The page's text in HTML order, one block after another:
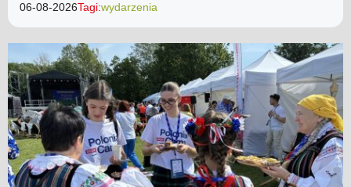
06-08-2026Tagi:wydarzenia